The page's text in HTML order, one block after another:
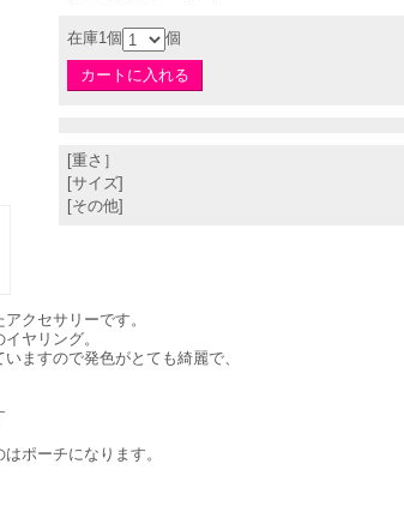
在庫1個 個
[重さ］
[サイズ]
[その他]
クセサリーです。
ヤリング。
ますので発色がとても綺麗で、
ポーチになります。